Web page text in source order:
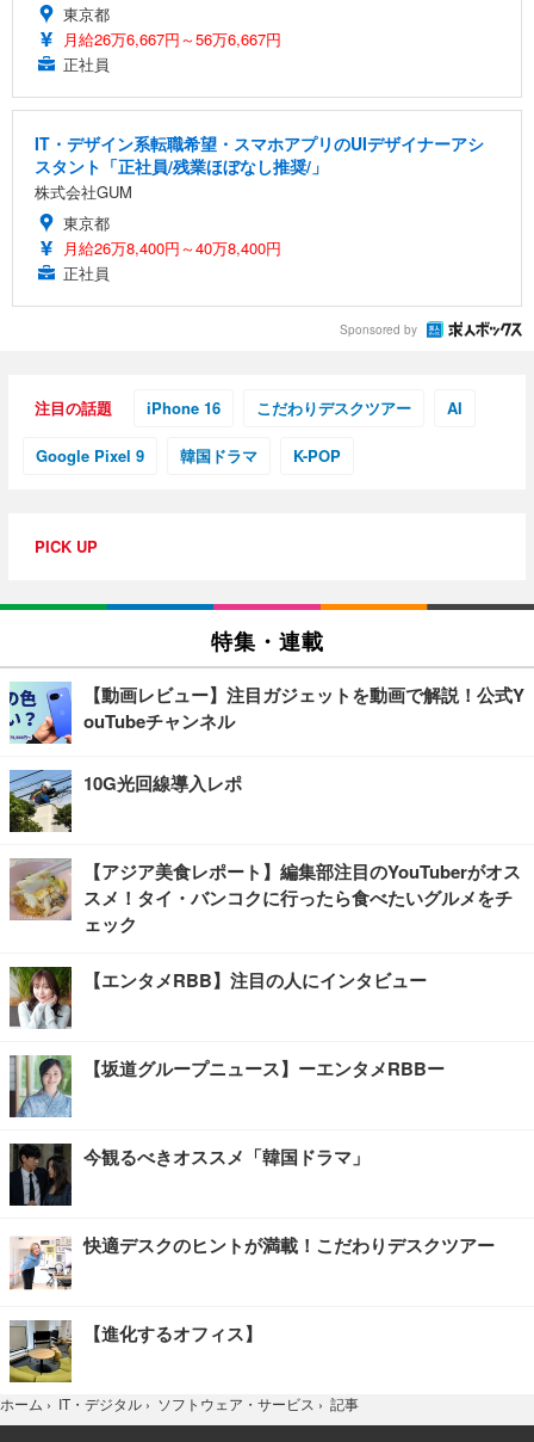
東京都
月給26万6,667円～56万6,667円
正社員
IT・デザイン系転職希望・スマホアプリのUIデザイナーアシ
スタント「正社員/残業ほぼなし推奨/」
株式会社GUM
東京都
月給26万8,400円～40万8,400円
正社員
Sponsored by
注目の話題 iPhone 16 こだわりデスクツアー AI
Google Pixel 9 韓国ドラマ K-POP
PICK UP
特集・連載
【動画レビュー】注目ガジェットを動画で解説！公式Y
ouTubeチャンネル
10G光回線導入レポ
【アジア美食レポート】編集部注目のYouTuberがオス
スメ！タイ・バンコクに行ったら食べたいグルメをチ
ェック
【エンタメRBB】注目の人にインタビュー
【坂道グループニュース】ーエンタメRBBー
今観るべきオススメ「韓国ドラマ」
快適デスクのヒントが満載！こだわりデスクツアー
【進化するオフィス】
ホーム › IT・デジタル › ソフトウェア・サービス › 記事